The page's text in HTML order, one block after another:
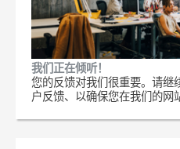
我们正在倾听！
您的反馈对我们很重要。请继
户反馈、以确保您在我们的网